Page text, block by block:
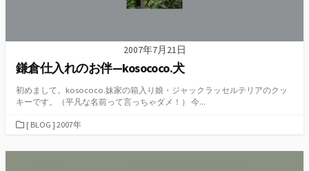
2007年7月21日
鎌倉仕入れのお伴—kosococo.犬
初めまして。kosococo.妹家の箱入り娘・ジャックラッセルテリアのクッ
キーです。（平凡な名前って言っちゃダメ！） 今...
カ
ゴ
[ BLOG ] 2007年